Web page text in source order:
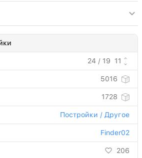
24 / 19 11
5016
1728
Постройки / Другое
Finder02
206